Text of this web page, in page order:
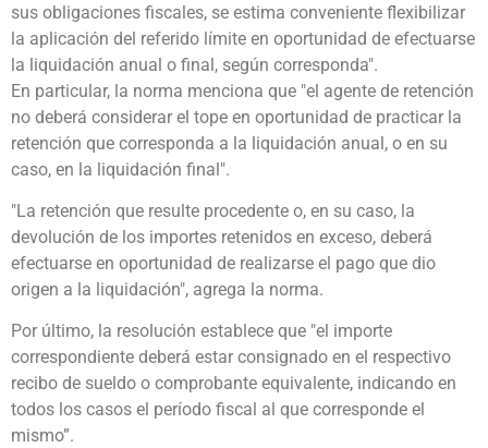
sus obligaciones fiscales, se estima conveniente flexibilizar
la aplicación del referido límite en oportunidad de efectuarse
la liquidación anual o final, según corresponda".
En particular, la norma menciona que "el agente de retención
no deberá considerar el tope en oportunidad de practicar la
retención que corresponda a la liquidación anual, o en su
caso, en la liquidación final".
"La retención que resulte procedente o, en su caso, la
devolución de los importes retenidos en exceso, deberá
efectuarse en oportunidad de realizarse el pago que dio
origen a la liquidación", agrega la norma.
Por último, la resolución establece que "el importe
correspondiente deberá estar consignado en el respectivo
recibo de sueldo o comprobante equivalente, indicando en
todos los casos el período fiscal al que corresponde el
mismo”.